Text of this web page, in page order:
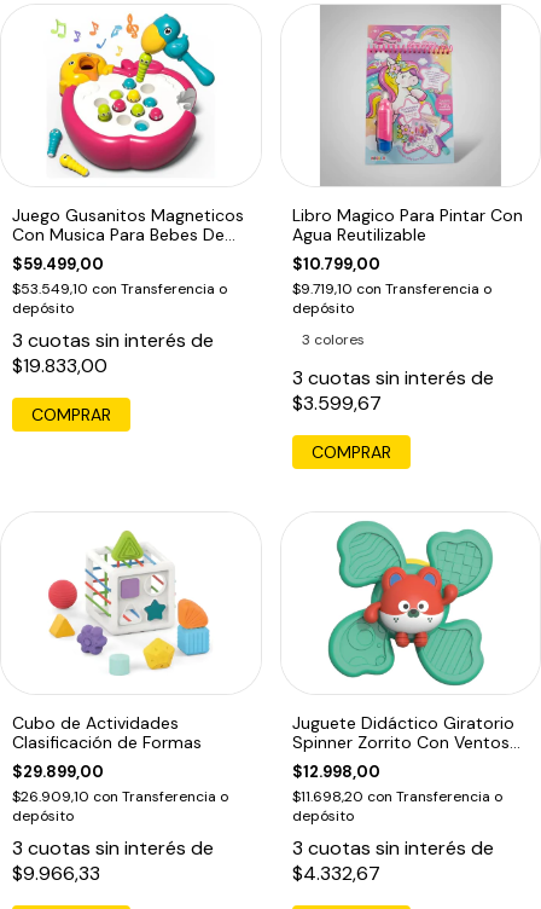
Juego Gusanitos Magneticos
Con Musica Para Bebes De
Pesca
$59.499,00
$53.549,10 con Transferencia o
depósito
3 cuotas sin interés de
$19.833,00
Libro Magico Para Pintar Con
Agua Reutilizable
$10.799,00
$9.719,10 con Transferencia o
depósito
3 colores
3 cuotas sin interés de
$3.599,67
COMPRAR
Cubo de Actividades
Clasificación de Formas
$29.899,00
$26.909,10 con Transferencia o
depósito
3 cuotas sin interés de
$9.966,33
Juguete Didáctico Giratorio
Spinner Zorrito Con Ventosa
Bebe
$12.998,00
$11.698,20 con Transferencia o
depósito
3 cuotas sin interés de
$4.332,67